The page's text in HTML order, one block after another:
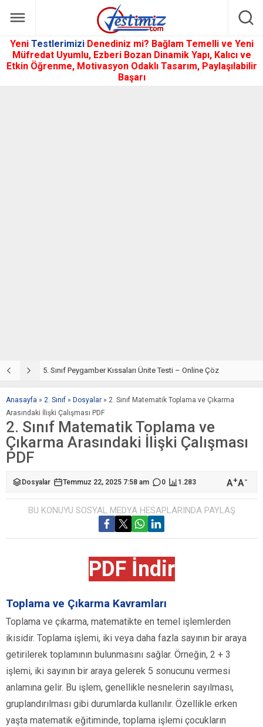
Yeni Testlerimizi Denediniz mi? Bağlam Temelli ve Yeni
Müfredat Uyumlu, Ezberi Bozan Dinamik Yapı, Kalıcı ve
Etkin Öğrenme, Motivasyon Odaklı Tasarım, Paylaşılabilir
Başarı
5. Sınıf Peygamber Kıssaları Ünite Testi – Online Çöz
Anasayfa » 2. Sınıf » Dosyalar » 2. Sınıf Matematik Toplama ve Çıkarma
Arasındaki İlişki Çalışması PDF
2. Sınıf Matematik Toplama ve
Çıkarma Arasındaki İlişki Çalışması
PDF
Dosyalar Temmuz 22, 2025 7:58 am 0 1.283 A+A-
BU KONUYU SOSYAL MEDYA HESAPLARINDA PAYLAŞ
PDF İndir
Toplama ve Çıkarma Kavramları
Toplama ve çıkarma, matematikte en temel işlemlerden
ikisidir. Toplama işlemi, iki veya daha fazla sayının bir araya
getirilerek toplamının bulunmasını sağlar. Örneğin, 2 + 3
işlemi, iki sayının bir araya gelerek 5 sonucunu vermesi
anlamına gelir. Bu işlem, genellikle nesnelerin sayılması,
gruplandırılması gibi durumlarda kullanılır. Özellikle erken
yaşta matematik eğitiminde, toplama işlemi çocukların